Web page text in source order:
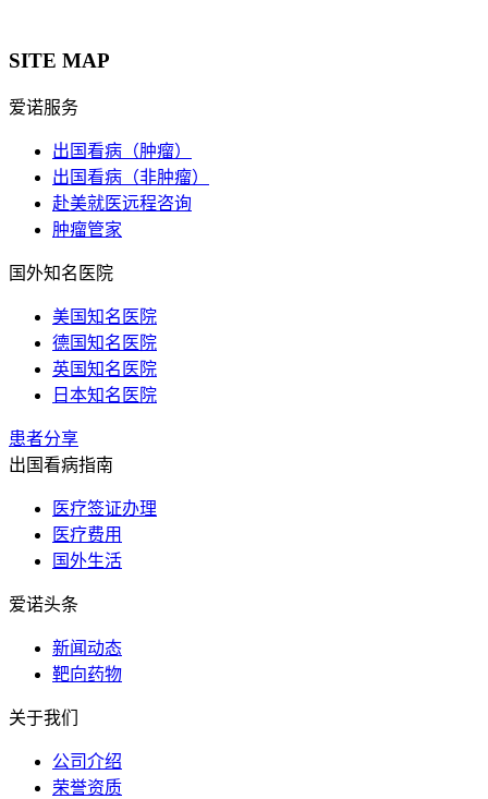
SITE MAP
爱诺服务
出国看病（肿瘤）
出国看病（非肿瘤）
赴美就医远程咨询
肿瘤管家
国外知名医院
美国知名医院
德国知名医院
英国知名医院
日本知名医院
患者分享
出国看病指南
医疗签证办理
医疗费用
国外生活
爱诺头条
新闻动态
靶向药物
关于我们
公司介绍
荣誉资质